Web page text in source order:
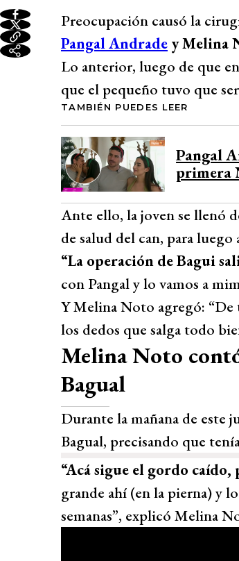
Preocupación causó la
Pangal Andrade y Melina
Lo anterior, luego de que
que el pequeño tuvo que
TAMBIÉN PUEDES LEER
Pangal
primera
Ante ello, la joven se llenó
de salud del can, para
“La operación de Bagui
con Pangal y lo vamos a
Y Melina Noto agregó: “De
los dedos que salga todo
Melina Noto
Bagual
Durante la mañana de este
Bagual, precisando que
“Acá sigue el gordo
grande ahí (en la pierna) y
semanas”, explicó Melina